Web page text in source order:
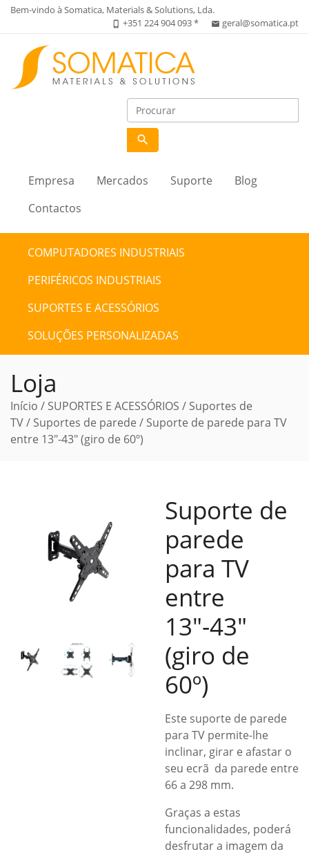
Bem-vindo à Somatica, Materials & Solutions, Lda.
phone_iphone +351 224 904 093 * email geral@somatica.pt
search
Empresa Mercados Suporte
Blog
Contactos
COMPUTADORES INDUSTRIAIS
PERIFÉRICOS INDUSTRIAIS
SUPORTES E ACESSÓRIOS
SOLUÇÕES PERSONALIZADAS
Loja
Início / SUPORTES E ACESSÓRIOS / Suportes de
TV/ Suportes de parede / Suporte de parede para TV
entre 13″-43″ (giro de 60º)
Suporte de
parede
para TV
entre
13″-43″
(giro de
60º)
Este suporte de parede
para TV permite-lhe
inclinar, girar e afastar o
seu ecrã da parede entre
66 a 298 mm.
Graças a estas
funcionalidades, poderá
desfrutar a imagem da